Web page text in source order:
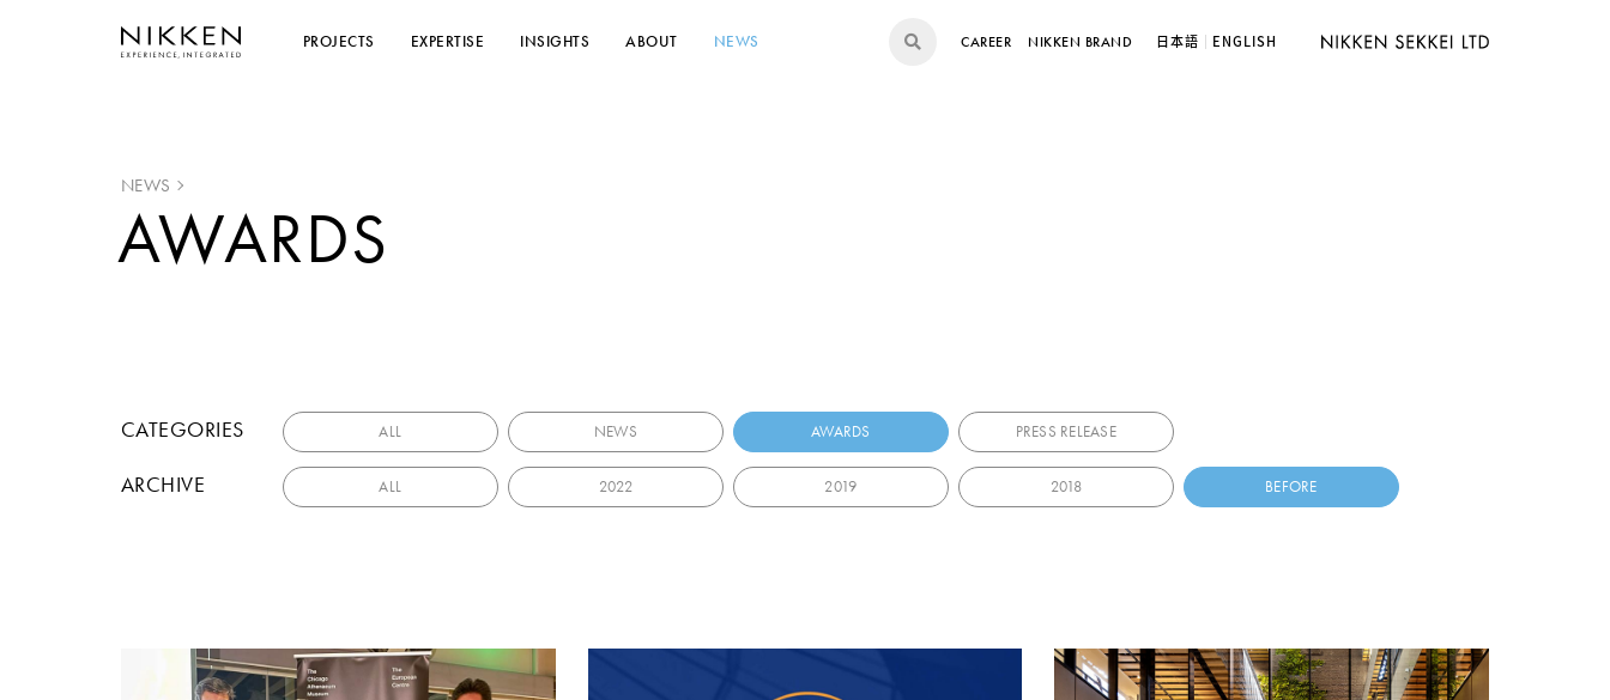
PROJECTS EXPERTISE INSIGHTS ABOUT NEWS CAREER NIKKEN BRAND 日本語 ENGLISH
NEWS
AWARDS
CATEGORIES ALL NEWS AWARDS PRESS RELEASE
ARCHIVE ALL 2022 2019 2018 BEFORE